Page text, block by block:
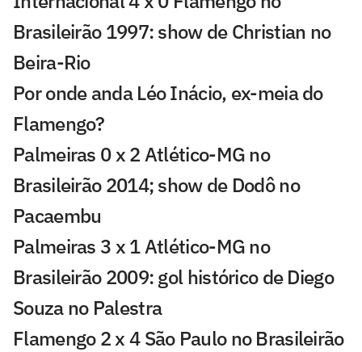
Brasileirão 1997: show de Christian no
Beira-Rio
Por onde anda Léo Inácio, ex-meia do
Flamengo?
Palmeiras 0 x 2 Atlético-MG no
Brasileirão 2014; show de Dodô no
Pacaembu
Palmeiras 3 x 1 Atlético-MG no
Brasileirão 2009: gol histórico de Diego
Souza no Palestra
Flamengo 2 x 4 São Paulo no Brasileirão